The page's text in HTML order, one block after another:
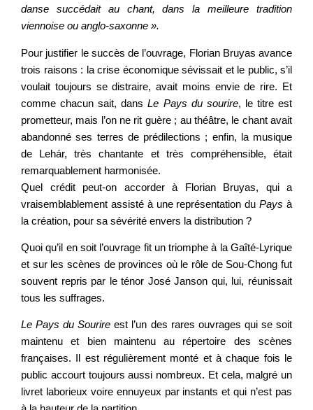
danse succédait au chant, dans la meilleure tradition
viennoise ou anglo-saxonne ».
Pour justifier le succès de l’ouvrage, Florian Bruyas avance
trois raisons : la crise économique sévissait et le public, s’il
voulait toujours se distraire, avait moins envie de rire. Et
comme chacun sait, dansLe Pays du sourire, le titre est
prometteur, mais l’on ne rit guère ; au théâtre, le chant avait
abandonné ses terres de prédilections ; enfin, la musique
de Lehár, très chantante et très compréhensible, était
remarquablement harmonisée.
Quel crédit peut-on accorder à Florian Bruyas, qui a
vraisemblablement assisté à une représentation duPays à
la création, pour sa sévérité envers la distribution ?
Quoi qu’il en soit l’ouvrage fit un triomphe à la Gaîté-Lyrique
et sur les scènes de provinces où le rôle de Sou-Chong fut
souvent repris par le ténor José Janson qui, lui, réunissait
tous les suffrages.
Le Pays du Sourire est l’un des rares ouvrages qui se soit
maintenu et bien maintenu au répertoire des scènes
françaises. Il est régulièrement monté et à chaque fois le
public accourt toujours aussi nombreux. Et cela, malgré un
livret laborieux voire ennuyeux par instants et qui n’est pas